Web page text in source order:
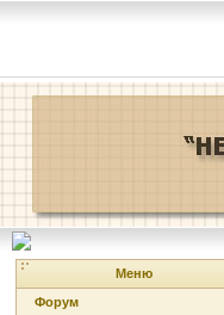
Меню
Форум